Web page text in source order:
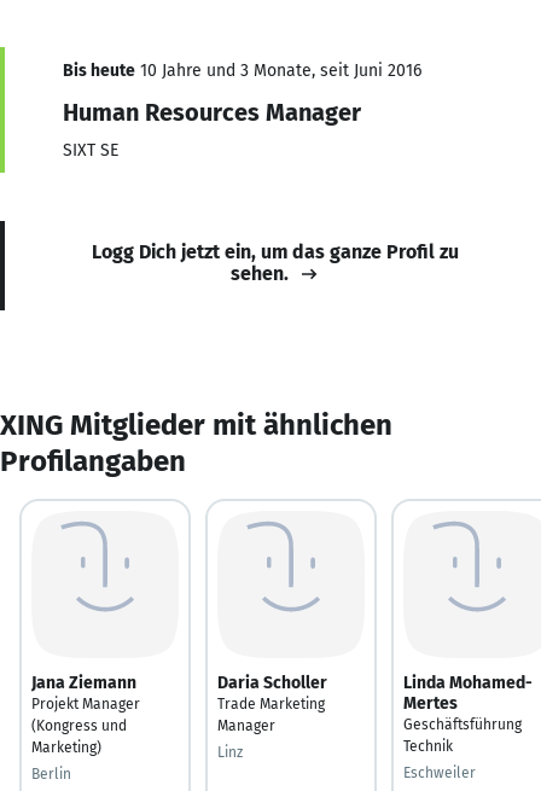
Bis heute 10 Jahre und 3 Monate, seit Juni 2016
Human Resources Manager
SIXT SE
Logg Dich jetzt ein, um das ganze Profil zu
sehen.
XING Mitglieder mit ähnlichen
Profilangaben
Jana Ziemann
Projekt Manager
(Kongress und
Marketing)
Berlin
Daria Scholler
Trade Marketing
Manager
Linz
Linda Mohamed-
Mertes
Geschäftsführung
Technik
Eschweiler